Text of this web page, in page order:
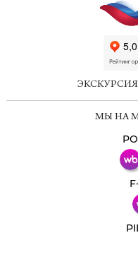
МЫ НА